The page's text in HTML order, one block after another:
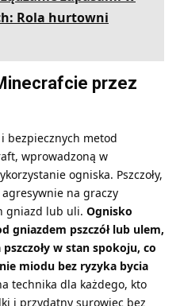
Rola hurtowni
przez
bezpiecznych metod
wprowadzoną w
ogniska. Pszczoły,
na graczy
gniazd lub uli. Ognisko
gniazdem pszczół lub ulem,
w stan spokoju, co
miodu bez ryzyka bycia
technika dla każdego, kto
i przydatny surowiec bez